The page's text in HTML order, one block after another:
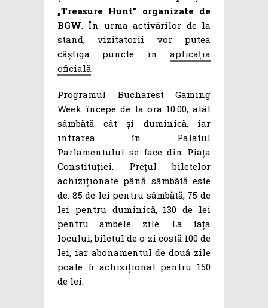
„Treasure Hunt” organizate de
BGW. În urma activărilor de la
stand, vizitatorii vor putea
câștiga puncte în aplicația
oficială.
Programul Bucharest Gaming
Week începe de la ora 10:00, atât
sâmbătă cât și duminică, iar
intrarea în Palatul
Parlamentului se face din Piața
Constituției. Prețul biletelor
achiziționate până sâmbătă este
de: 85 de lei pentru sâmbătă, 75 de
lei pentru duminică, 130 de lei
pentru ambele zile. La fața
locului, biletul de o zi costă 100 de
lei, iar abonamentul de două zile
poate fi achiziționat pentru 150
de lei.